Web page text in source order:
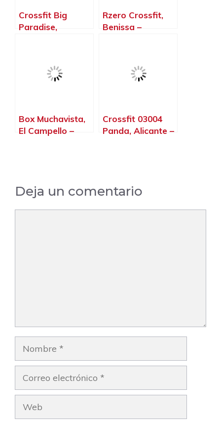
Crossfit Big
Paradise,
Rzero Crossfit,
Benissa –
Box Muchavista,
El Campello –
Crossfit 03004
Panda, Alicante –
Deja un comentario
Nombre
Correo
electrónico
Web